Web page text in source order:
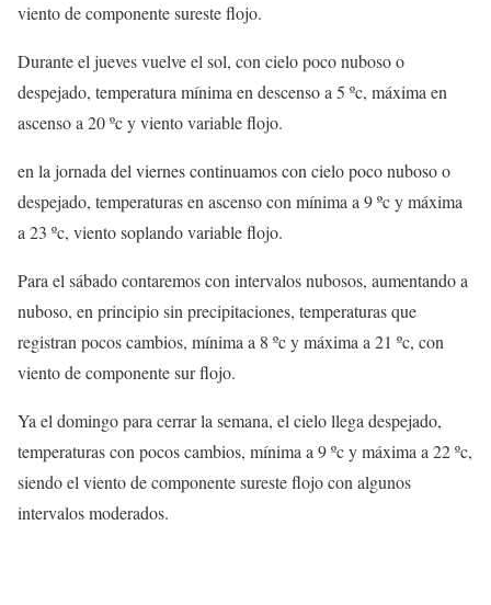
viento de componente sureste flojo.
Durante el jueves vuelve el sol, con cielo poco nuboso o
despejado, temperatura mínima en descenso a 5 ºc, máxima en
ascenso a 20 ºc y viento variable flojo.
en la jornada del viernes continuamos con cielo poco nuboso o
despejado, temperaturas en ascenso con mínima a 9 ºc y máxima
a 23 ºc, viento soplando variable flojo.
Para el sábado contaremos con intervalos nubosos, aumentando a
nuboso, en principio sin precipitaciones, temperaturas que
registran pocos cambios, mínima a 8 ºc y máxima a 21 ºc, con
viento de componente sur flojo.
Ya el domingo para cerrar la semana, el cielo llega despejado,
temperaturas con pocos cambios, mínima a 9 ºc y máxima a 22 ºc,
siendo el viento de componente sureste flojo con algunos
intervalos moderados.